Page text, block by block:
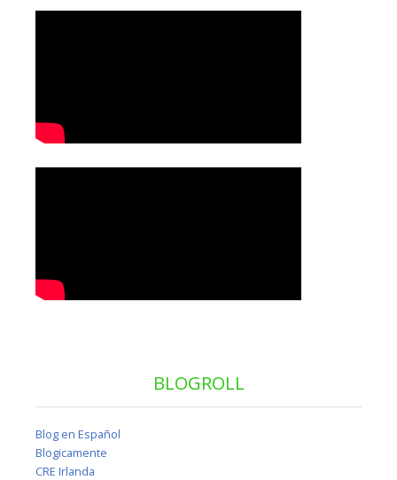
BLOGROLL
Blog en Español
Blogicamente
CRE Irlanda